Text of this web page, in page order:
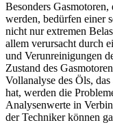
Besonders
werden, bedürfen einer
nicht nur extremen
allem verursacht durch
und Verunreinigungen
Zustand des
Vollanalyse des Öls,
hat, werden die
Analysenwerte in
der Techniker können